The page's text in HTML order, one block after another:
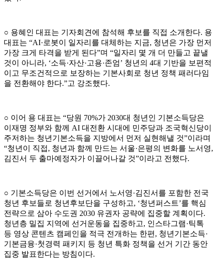
○ 용혜인 대표는 기자회견에 참석해 후보를 직접 소개한다. 용
대표는 “AI·로봇이 일자리를 대체하는 지금, 청년은 가장 먼저
가장 크게 타격을 받게 된다”며 “일자리 몇 개 더 만들고 끝낼
것이 아니라, ‘소득·자산·고용·존엄’ 청년의 4대 기반을 보편적
이고 무조건적으로 보장하는 기본사회로 청년 정책 패러다임
을 전환해야 한다.”고 강조했다.
○ 이어 용 대표는 “당원 70%가 2030대 청년인 기본소득당은
이재명 정부와 함께 AI 대전환 시대에 민주당과 조국혁신당이
주저하는 청년기본소득을 지방에서 먼저 실현해낼 것”이라며
“청년이 직접, 청년과 함께 만드는 서울·은평의 변화를 노서영,
김진서 두 출마예정자가 이끌어나갈 것”이라고 전했다.
○ 기본소득당은 이번 선거에서 노서영·김진서를 포함한 전국
청년 후보들로 청년후보단을 구성하고, ‘청년퍼스트’를 핵심
전략으로 삼아 수도권 2030 유권자 공략에 집중할 계획이다.
청년층 밀집 지역에 선거운동을 집중하고, 인스타그램·틱톡
등 영상 콘텐츠 캠페인을 적극 전개하는 한편, 청년기본소득·
기본금융·첫경력 패키지 등 청년 특화 정책을 선거 기간 동안
집중 발표한다는 방침이다.